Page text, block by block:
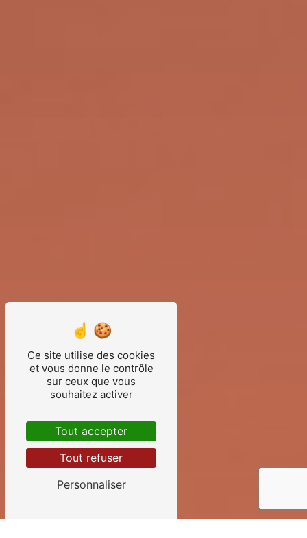
Ce site utilise des cookies
et vous donne le contrôle
sur ceux que vous
souhaitez activer
Tout accepter
Tout refuser
Personnaliser